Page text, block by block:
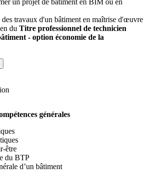
avec un programme de révisions
vidéos, cas pratiques, QCM mais aussi des
en visio, du tutorat...
Bac +2
rapide
à l'examen du titre professionnel en 2025
un projet de bâtiment en BIM ou en
travaux d'un bâtiment en maîtrise d'œuvre
du Titre professionnel de technicien
- option économie de la
générales
être
du BTP
d’un bâtiment